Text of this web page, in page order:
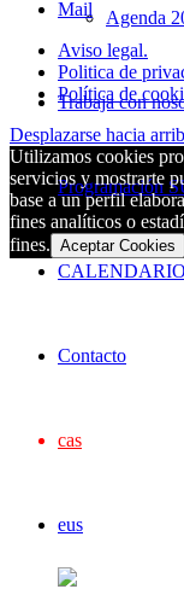
Agenda
Trabaja con
Programación
Contacto
cas
eus
Mail
Aviso legal.
Politica de
Política de
Desplazarse hacia
Utilizamos cookies
servicios y mostrarte
base a un perfil
fines analíticos o
fines. Aceptar Cookies